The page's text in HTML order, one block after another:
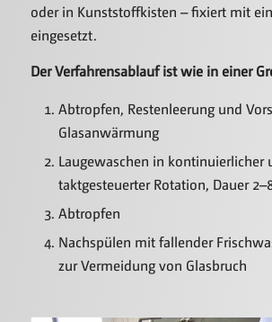
oder in Kunststoffkisten – fixiert mit
eingesetzt.
Der Verfahrensablauf ist wie in einer
Abtropfen, Restenleerung und
Glasanwärmung
Laugewaschen in kontinuierlicher
taktgesteuerter Rotation, Dauer
Abtropfen
Nachspülen mit fallender
zur Vermeidung von Glasbruch